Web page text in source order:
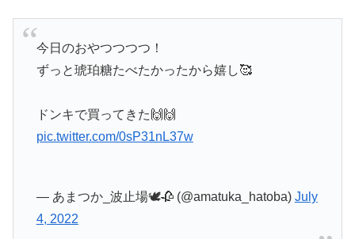
今日のおやつつつつ！
ずっと琥珀糖たべたかったから嬉し🥰
ドンキで買ってきた🙌🙌
pic.twitter.com/0sP31nL37w
— あまつか_波止場🕊🥀 (@amatuka_hatoba) July
4, 2022